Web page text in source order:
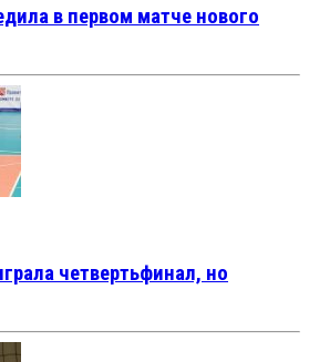
в первом матче нового
четвертьфинал, но